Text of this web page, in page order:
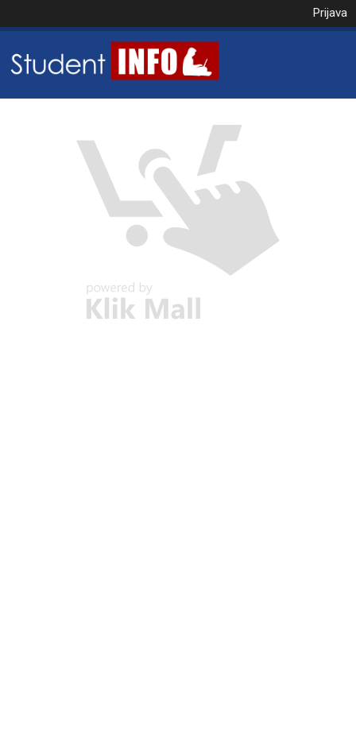
Prijava
VAŠA KOŠARICA JE